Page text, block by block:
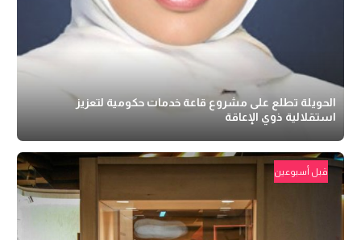
الحويلة تطلع على مشروع قاعة خدمات حكومية لتعزيز
استقلالية ذوي الإعاقة
قبل أسبوعين